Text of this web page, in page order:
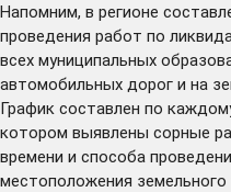
Напомним, в регионе
проведения работ по
всех муниципальных
автомобильных дорог и на
График составлен по
котором выявлены сорные
времени и способа
местоположения